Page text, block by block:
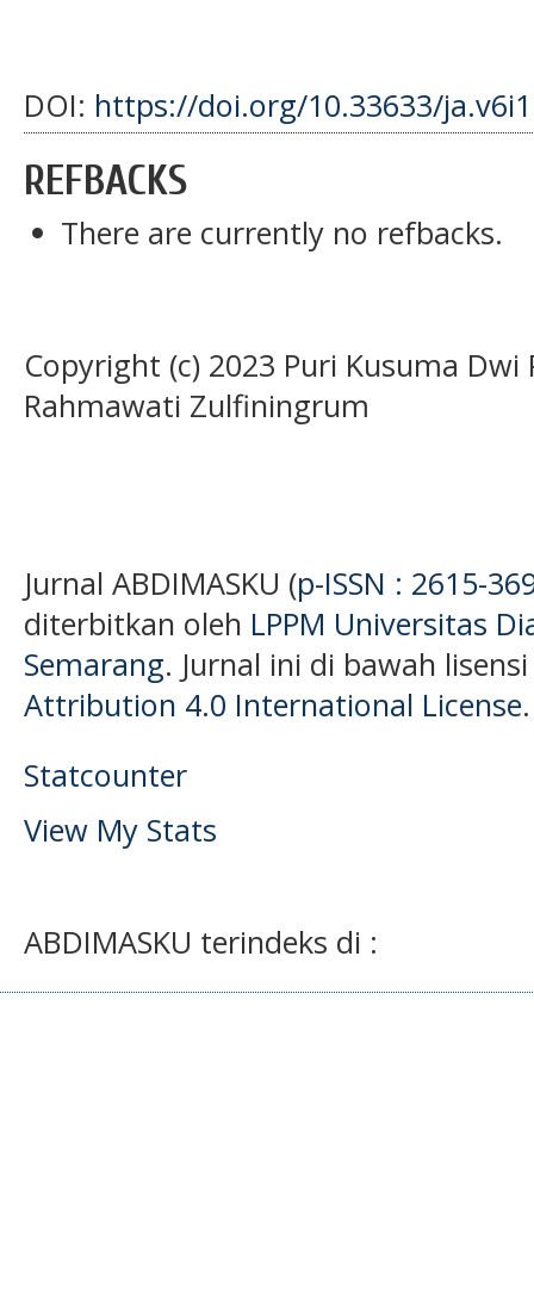
DOI: https://doi.org/10.33633/
REFBACKS
There are currently no refbacks.
Copyright (c) 2023 Puri Kusuma Dwi
Rahmawati Zulfiningrum
Jurnal ABDIMASKU (p-ISSN : 2615-
diterbitkan oleh LPPM Universitas
Semarang. Jurnal ini di bawah
Attribution 4.0 International License.
Statcounter
View My Stats
ABDIMASKU terindeks di :